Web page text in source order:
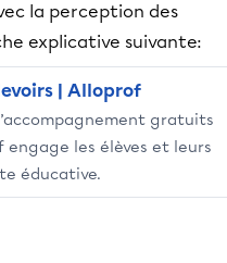
la perception des
explicative suivante:
| Alloprof
gratuits
les élèves et leurs
éducative.